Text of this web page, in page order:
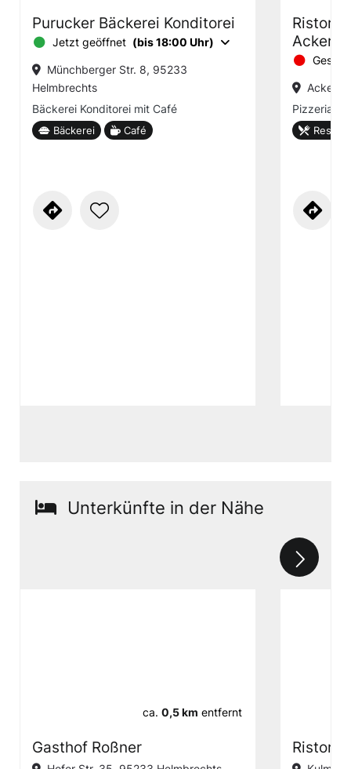
Purucker Bäckerei Konditorei
Jetzt geöffnet (bis 18:00 Uhr)
Münchberger Str. 8, 95233
Helmbrechts
Bäckerei Konditorei mit Café
Bäckerei Café
Pizzeria
Unterkünfte in der Nähe
ca. 0,5 km entfernt
Gasthof Roßner